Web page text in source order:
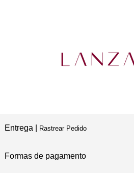
Entrega | Rastrear Pedido
Formas de pagamento